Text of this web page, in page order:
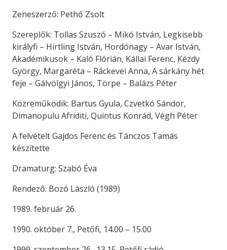
Zeneszerző: Pethő Zsolt
Szereplők: Tollas Szuszó – Mikó István, Legkisebb
királyfi – Hirtling István, Hordónagy – Avar István,
Akadémikusok – Kaló Flórián, Kállai Ferenc, Kézdy
György, Margaréta – Ráckevei Anna, A sárkány hét
feje – Gálvölgyi János, Törpe – Balázs Péter
Közreműködik: Bartus Gyula, Czvetkó Sándor,
Dimanopulu Afriditi, Quintus Konrád, Végh Péter
A felvételt Gajdos Ferenc és Tánczos Tamás
készítette
Dramaturg: Szabó Éva
Rendező: Bozó László (1989)
1989. február 26.
1990. október 7., Petőfi, 14.00 – 15.00